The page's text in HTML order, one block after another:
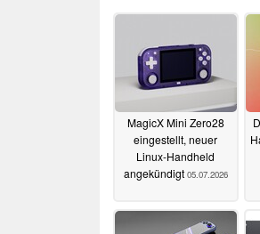
MagicX Mini Zero28
eingestellt, neuer
Linux-Handheld
angekündigt 05.07.2026